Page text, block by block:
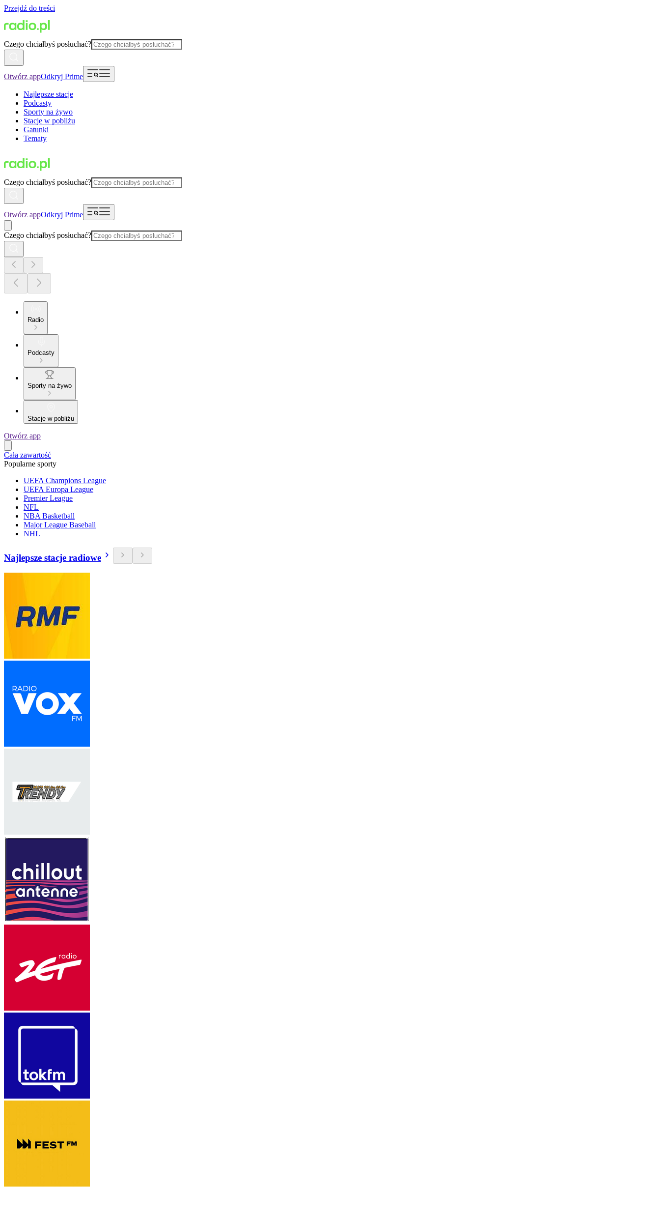
Przejdź do treści
Czego chciałbyś posłuchać?
Otwórz appOdkryj Prime
Najlepsze stacje
Podcasty
Sporty na żywo
Stacje w pobliżu
Gatunki
Tematy
Czego chciałbyś posłuchać?
Otwórz appOdkryj Prime
Czego chciałbyś posłuchać?
Radio
Podcasty
Sporty na żywo
Stacje w pobliżu
Otwórz app
Cała zawartość
Popularne sporty
UEFA Champions League
UEFA Europa League
Premier League
NFL
NBA Basketball
Major League Baseball
NHL
Najlepsze stacje radiowe